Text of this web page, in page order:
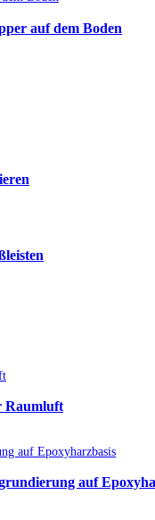
auf dem Boden
Raumluft
auf